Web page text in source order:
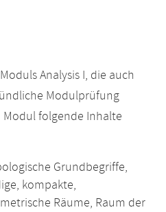
Analysis I, die auch
Modulprüfung
folgende Inhalte
Grundbegriffe,
kompakte,
Räume, Raum der